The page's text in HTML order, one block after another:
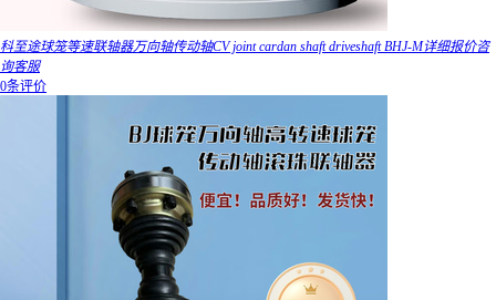
科至途球笼等速联轴器万向轴传动轴CV joint cardan shaft driveshaft BHJ-M详细报价咨
询客服
0条评价